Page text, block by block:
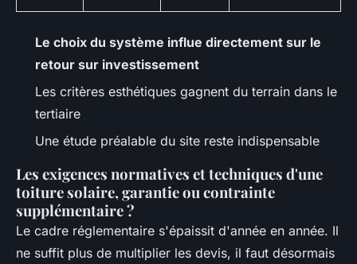
Le choix du système influe directement sur le
retour sur investissement
Les critères esthétiques gagnent du terrain dans le
tertiaire
Une étude préalable du site reste indispensable
Les exigences normatives et techniques d'une
toiture solaire, garantie ou contrainte
supplémentaire ?
Le cadre réglementaire s'épaissit d'année en année. Il
ne suffit plus de multiplier les devis, il faut désormais